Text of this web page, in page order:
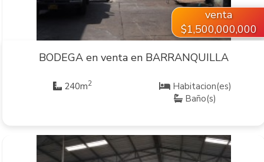
venta
$1,500,000,000
BODEGA en venta en BARRANQUILLA
240m2
Habitacion(es)
Baño(s)